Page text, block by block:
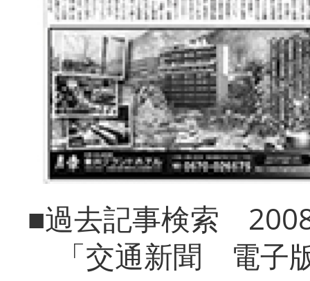
■過去記事検索
「交通新聞 電子